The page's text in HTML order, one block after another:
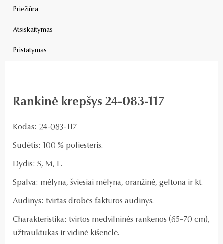
Priežiūra
Atsiskaitymas
Pristatymas
Rankinė krepšys 24-083-117
Kodas: 24-083-117
Sudėtis: 100 % poliesteris.
Dydis: S, M, L.
Spalva: mėlyna, šviesiai mėlyna, oranžinė, geltona ir kt.
Audinys: tvirtas drobės faktūros audinys.
Charakteristika: tvirtos medvilninės rankenos (65–70 cm),
užtrauktukas ir vidinė kišenėlė.